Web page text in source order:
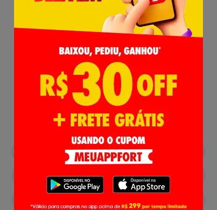
Receba nossasNovidades
Lançamentos e Promoções!